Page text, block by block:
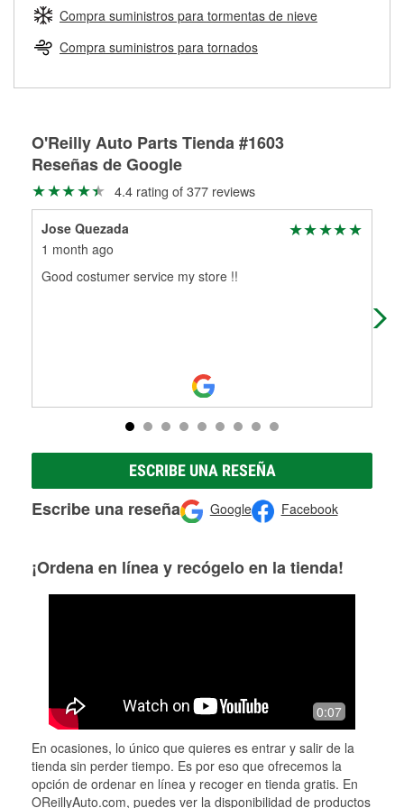
Más información sobre el Programa de Préstamo de
Herramientas de O'Reilly
medirán tus tambores o discos para determinar si pueden
ser rectificados con seguridad. Si tus tambores o discos no
pueden ser reutilizados, podemos ayudarte a encontrar las
partes de reemplazo correctas para tu reparación.
Rectificación de tambores y discos de freno
Compra suministros para tormentas de nieve
Compra suministros para tornados
O'Reilly Auto Parts Tienda #1603
Reseñas de Google
4.4 rating of 377 reviews
Jose Quezada
1 month ago
Good costumer service my store !!
ESCRIBE UNA RESEÑA
Escribe una reseña Google Facebook
¡Ordena en línea y recógelo en la tienda!
0:07
En ocasiones, lo único que quieres es entrar y salir de la
tienda sin perder tiempo. Es por eso que ofrecemos la
opción de ordenar en línea y recoger en tienda gratis. En
OReillyAuto.com, puedes ver la disponibilidad de productos